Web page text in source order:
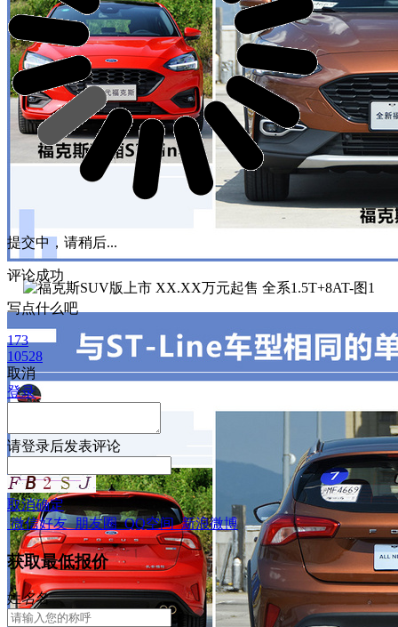
提交中，请稍后...
评论成功
写点什么吧
173
10528
取消
登录
请登录后发表评论
取消确定
微信好友 朋友圈 QQ空间 新浪微博
获取最低报价
姓名名